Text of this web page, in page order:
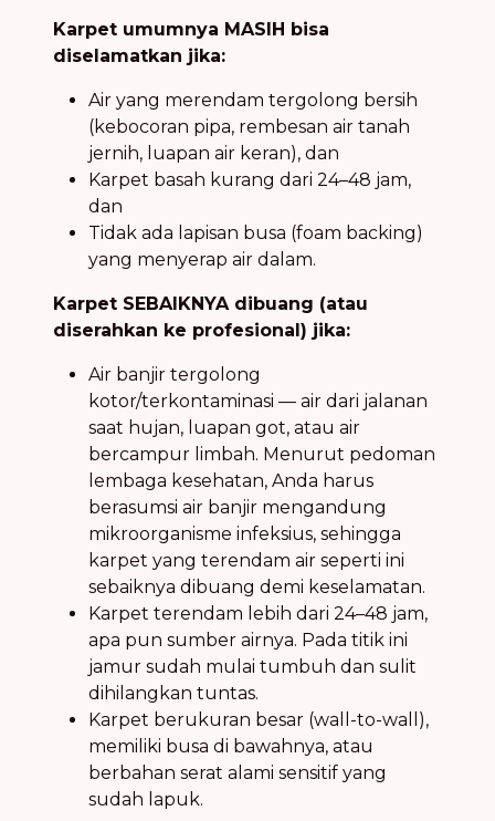
Karpet umumnya MASIH bisa
diselamatkan jika:
Air yang merendam tergolong bersih
(kebocoran pipa, rembesan air tanah
jernih, luapan air keran), dan
Karpet basah kurang dari 24–48 jam,
dan
Tidak ada lapisan busa (foam backing)
yang menyerap air dalam.
Karpet SEBAIKNYA dibuang (atau
diserahkan ke profesional) jika:
Air banjir tergolong
kotor/terkontaminasi — air dari jalanan
saat hujan, luapan got, atau air
bercampur limbah. Menurut pedoman
lembaga kesehatan, Anda harus
berasumsi air banjir mengandung
mikroorganisme infeksius, sehingga
karpet yang terendam air seperti ini
sebaiknya dibuang demi keselamatan.
Karpet terendam lebih dari 24–48 jam,
apa pun sumber airnya. Pada titik ini
jamur sudah mulai tumbuh dan sulit
dihilangkan tuntas.
Karpet berukuran besar (wall-to-wall),
memiliki busa di bawahnya, atau
berbahan serat alami sensitif yang
sudah lapuk.